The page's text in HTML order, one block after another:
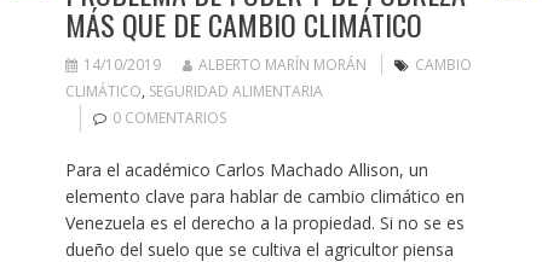
MÁS QUE DE CAMBIO CLIMÁTICO
14/10/2019 ALBERTO MARÍN MORÁN
CAMBIO
CLIMÁTICO, SEGURIDAD ALIMENTARIA
0 COMENTARIOS
Para el académico Carlos Machado Allison, un
elemento clave para hablar de cambio climático en
Venezuela es el derecho a la propiedad. Si no se es
dueño del suelo que se cultiva el agricultor piensa